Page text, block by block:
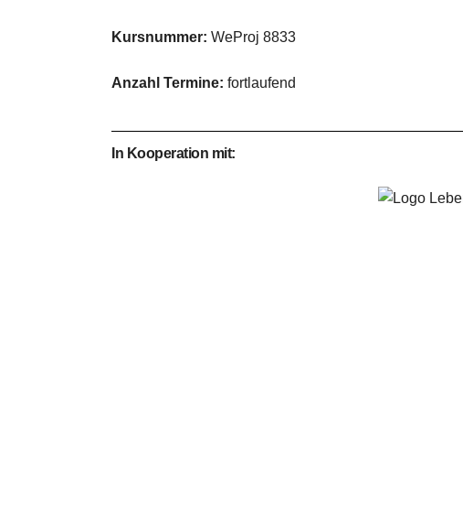
Kursnummer: WeProj 8833
Anzahl Termine: fortlaufend
In Kooperation mit: